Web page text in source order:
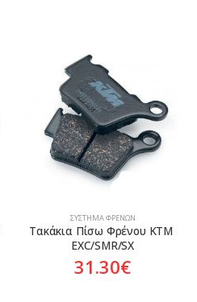
ΣΎΣΤΗΜΑ ΦΡΈΝΩΝ
Τακάκια Πίσω Φρένου KTM
EXC/SMR/SX
31.30€